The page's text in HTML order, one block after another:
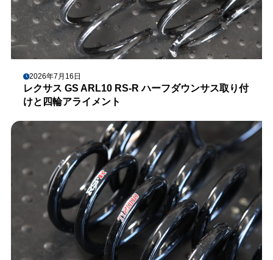
2026年7月16日
レクサス GS ARL10 RS-R ハーフダウンサス取り付
けと四輪アライメント